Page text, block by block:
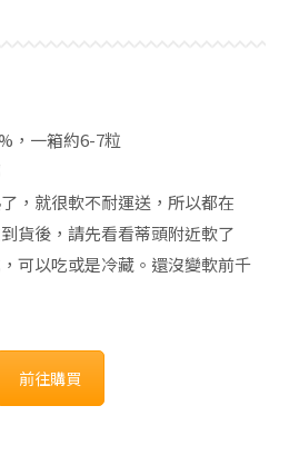
，一箱約6-7粒
，就很軟不耐運送，所以都在
貨後，請先看看蒂頭附近軟了
可以吃或是冷藏。還沒變軟前千
前往購買